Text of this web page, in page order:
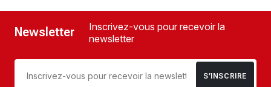
Newsletter
Inscrivez-vous pour recevoir la
newsletter
S’INSCRIRE